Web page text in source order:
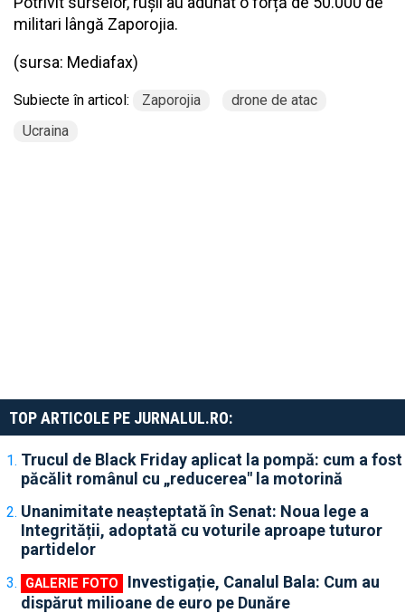
militari lângă Zaporojia.
(sursa: Mediafax)
Subiecte în articol: Zaporojia
drone de atac
Ucraina
TOP ARTICOLE PE JURNALUL.RO:
Trucul de Black Friday aplicat la pompă: cum a fost
păcălit românul cu „reducerea" la motorină
Unanimitate neașteptată în Senat: Noua lege a
Integrității, adoptată cu voturile aproape tuturor
partidelor
Investigație, Canalul Bala: Cum au
dispărut milioane de euro pe Dunăre